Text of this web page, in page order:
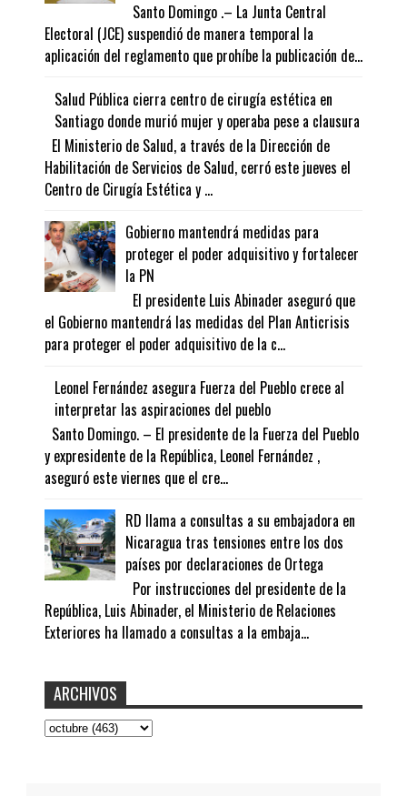
Santo Domingo .– La Junta Central
Electoral (JCE) suspendió de manera temporal la
aplicación del reglamento que prohíbe la publicación de...
Salud Pública cierra centro de cirugía estética en
Santiago donde murió mujer y operaba pese a clausura
El Ministerio de Salud, a través de la Dirección de
Habilitación de Servicios de Salud, cerró este jueves el
Centro de Cirugía Estética y ...
Gobierno mantendrá medidas para
proteger el poder adquisitivo y fortalecer
la PN
El presidente Luis Abinader aseguró que
el Gobierno mantendrá las medidas del Plan Anticrisis
para proteger el poder adquisitivo de la c...
Leonel Fernández asegura Fuerza del Pueblo crece al
interpretar las aspiraciones del pueblo
Santo Domingo. – El presidente de la Fuerza del Pueblo
y expresidente de la República, Leonel Fernández ,
aseguró este viernes que el cre...
RD llama a consultas a su embajadora en
Nicaragua tras tensiones entre los dos
países por declaraciones de Ortega
Por instrucciones del presidente de la
República, Luis Abinader, el Ministerio de Relaciones
Exteriores ha llamado a consultas a la embaja...
ARCHIVOS